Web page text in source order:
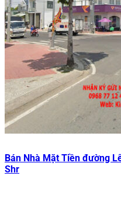
Bán Nhà Mặt Tiền đường
Shr